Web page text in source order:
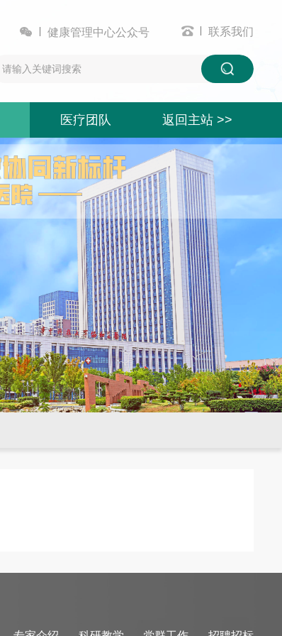
 健康管理中心公众号  联系我们
医疗团队 返回主站 >>